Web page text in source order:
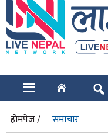
होमपेज / समाचार